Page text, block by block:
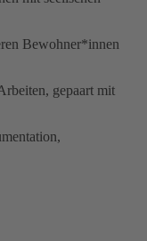
Bewohner*innen
gepaart mit